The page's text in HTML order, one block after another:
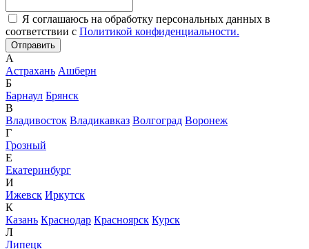
Я соглашаюсь на обработку персональных данных в
соответствии с Политикой конфиденциальности.
А
Астрахань Ашберн
Б
Барнаул Брянск
В
Владивосток Владикавказ Волгоград Воронеж
Г
Грозный
Е
Екатеринбург
И
Ижевск Иркутск
К
Казань Краснодар Красноярск Курск
Л
Липецк